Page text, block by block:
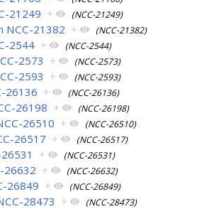
21249 + (NCC-21249)
NCC-21382 + (NCC-21382)
2544 + (NCC-2544)
2573 + (NCC-2573)
2593 + (NCC-2593)
26136 + (NCC-26136)
26198 + (NCC-26198)
26510 + (NCC-26510)
26517 + (NCC-26517)
+ (NCC-26531)
26632 + (NCC-26632)
26849 + (NCC-26849)
28473 + (NCC-28473)